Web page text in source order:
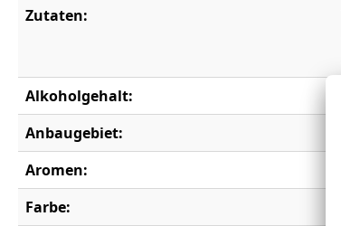
Zutaten:
Alkoholgehalt:
Anbaugebiet:
Aromen:
Farbe: